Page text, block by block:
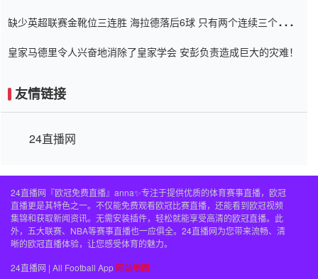
缺少英超联赛金靴位三连胜 海拉德落后6球 只有两个连续三个连续
皇家马德里令人兴奋地消除了皇家学会 安彭负责造成巨大的灾难！
友情链接
24直播网
24直播网『欧冠免费直播』anna✨专注于提供优质的体育赛事直播，欧冠
直播更是其特色之一。不仅能免费观看欧冠比赛直播，还能看到欧冠视频
集锦和获取新闻资讯。无需安装插件，轻松就能享受高清的欧冠直播。此
外，五大联赛、NBA等赛事直播也一应俱全。24直播网为您带来流畅、清
晰的欧冠直播体验，让您感受体育的魅力。
24直播网 | All Football App 网站地图